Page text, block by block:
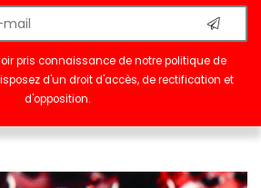
pris connaissance de notrepolitique de
d'un droit d'accès, de rectification et
d'opposition.